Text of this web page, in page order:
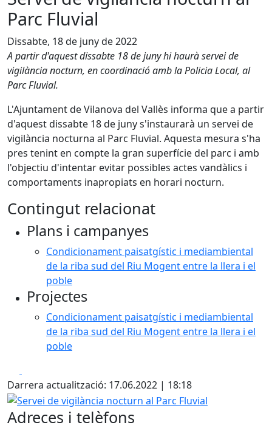
Parc Fluvial
Dissabte, 18 de juny de 2022
A partir d'aquest dissabte 18 de juny hi haurà servei de
vigilància nocturn, en coordinació amb la Policia Local, al
Parc Fluvial.
L'Ajuntament de Vilanova del Vallès informa que a partir
d'aquest dissabte 18 de juny s'instaurarà un servei de
vigilància nocturna al Parc Fluvial. Aquesta mesura s'ha
pres tenint en compte la gran superfície del parc i amb
l'objectiu d'intentar evitar possibles actes vandàlics i
comportaments inapropiats en horari nocturn.
Contingut relacionat
Plans i campanyes
Condicionament paisatgístic i mediambiental
de la riba sud del Riu Mogent entre la llera i el
poble
Projectes
Condicionament paisatgístic i mediambiental
de la riba sud del Riu Mogent entre la llera i el
poble
Darrera actualització: 17.06.2022 | 18:18
Servei de vigilància nocturn al Parc Fluvial
Adreces i telèfons